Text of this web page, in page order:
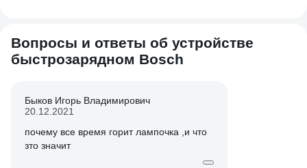
Вопросы и ответы об устройстве
быстрозарядном Bosch
Быков Игорь Владимирович
20.12.2021
почему все время горит лампочка ,и что
зто значит